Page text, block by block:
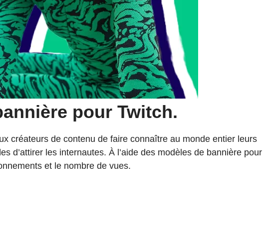
pour Twitch.
créateurs de contenu de faire connaître au monde entier leurs
d’attirer les internautes. À l’aide des modèles de bannière pour
et le nombre de vues.